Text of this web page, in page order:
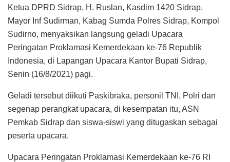
Ketua DPRD Sidrap, H. Ruslan, Kasdim 1420 Sidrap,
Mayor Inf Sudirman, Kabag Sumda Polres Sidrap, Kompol
Sudirno, menyaksikan langsung geladi Upacara
Peringatan Proklamasi Kemerdekaan ke-76 Republik
Indonesia, di Lapangan Upacara Kantor Bupati Sidrap,
Senin (16/8/2021) pagi.
Geladi tersebut diikuti Paskibraka, personil TNI, Polri dan
segenap perangkat upacara, di kesempatan itu, ASN
Pemkab Sidrap dan siswa-siswi yang ditugaskan sebagai
peserta upacara.
Upacara Peringatan Proklamasi Kemerdekaan ke-76 RI